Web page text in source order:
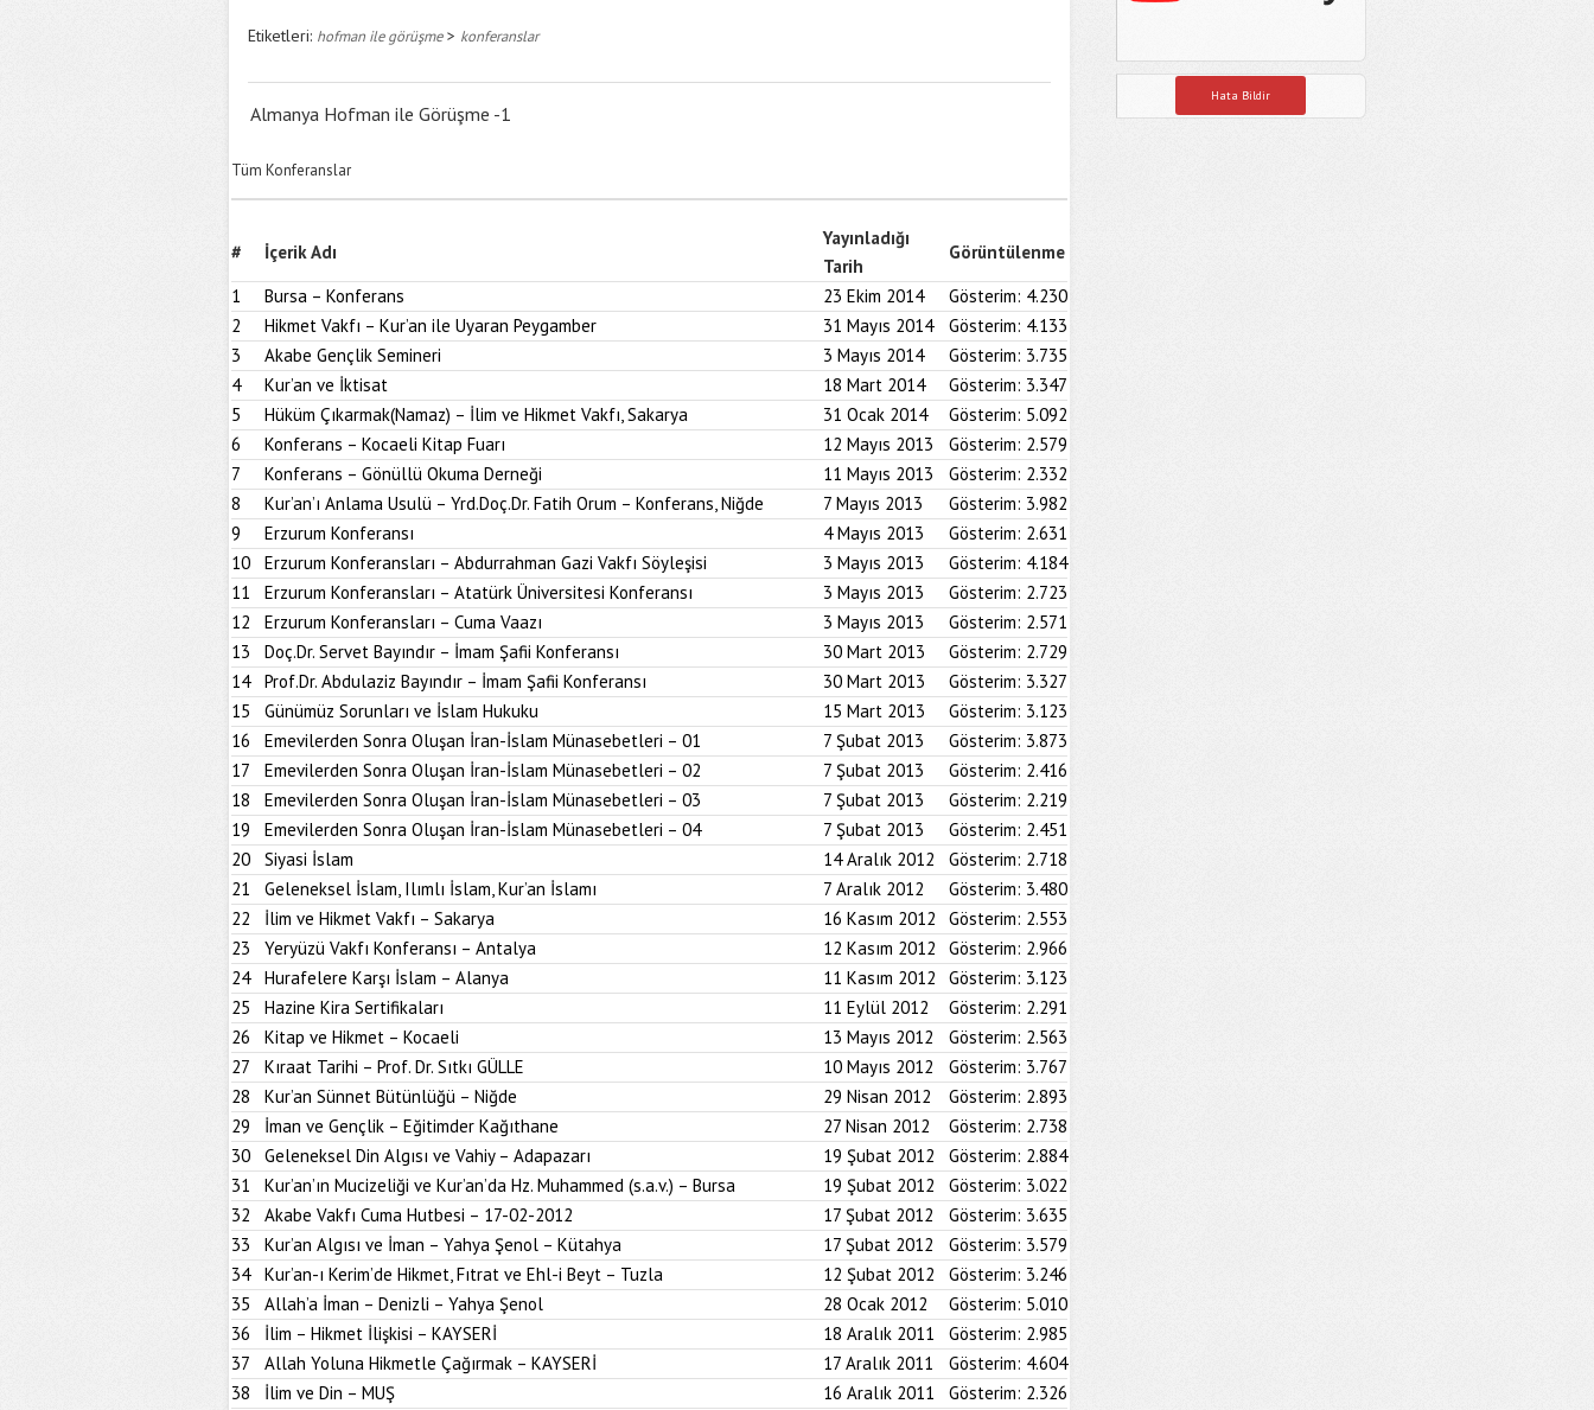
Etiketleri: hofman ile görüşme> konferanslar
Almanya Hofman ile Görüşme -1
Tüm Konferanslar
# İçerik Adı
Yayınladığı
Tarih
Görüntülenme
1
Bursa – Konferans 23 Ekim 2014 Gösterim: 4.230
2
Hikmet Vakfı – Kur’an ile Uyaran Peygamber 31 Mayıs 2014 Gösterim: 4.133
3
Akabe Gençlik Semineri 3 Mayıs 2014 Gösterim: 3.735
4
Kur’an ve İktisat 18 Mart 2014 Gösterim: 3.347
5
Hüküm Çıkarmak(Namaz) – İlim ve Hikmet Vakfı, Sakarya 31 Ocak 2014 Gösterim: 5.092
6
Konferans – Kocaeli Kitap Fuarı 12 Mayıs 2013 Gösterim: 2.579
7
Konferans – Gönüllü Okuma Derneği 11 Mayıs 2013 Gösterim: 2.332
8
Kur’an’ı Anlama Usulü – Yrd.Doç.Dr. Fatih Orum – Konferans, Niğde 7 Mayıs 2013 Gösterim: 3.982
9
Erzurum Konferansı 4 Mayıs 2013 Gösterim: 2.631
10
Erzurum Konferansları – Abdurrahman Gazi Vakfı Söyleşisi 3 Mayıs 2013 Gösterim: 4.184
11
Erzurum Konferansları – Atatürk Üniversitesi Konferansı 3 Mayıs 2013 Gösterim: 2.723
12
Erzurum Konferansları – Cuma Vaazı 3 Mayıs 2013 Gösterim: 2.571
13
Doç.Dr. Servet Bayındır – İmam Şafii Konferansı 30 Mart 2013 Gösterim: 2.729
14
Prof.Dr. Abdulaziz Bayındır – İmam Şafii Konferansı 30 Mart 2013 Gösterim: 3.327
15
Günümüz Sorunları ve İslam Hukuku 15 Mart 2013 Gösterim: 3.123
16
Emevilerden Sonra Oluşan İran-İslam Münasebetleri – 01 7 Şubat 2013 Gösterim: 3.873
17
Emevilerden Sonra Oluşan İran-İslam Münasebetleri – 02 7 Şubat 2013 Gösterim: 2.416
18
Emevilerden Sonra Oluşan İran-İslam Münasebetleri – 03 7 Şubat 2013 Gösterim: 2.219
19
Emevilerden Sonra Oluşan İran-İslam Münasebetleri – 04 7 Şubat 2013 Gösterim: 2.451
20
Siyasi İslam 14 Aralık 2012 Gösterim: 2.718
21
Geleneksel İslam, Ilımlı İslam, Kur’an İslamı 7 Aralık 2012 Gösterim: 3.480
22
İlim ve Hikmet Vakfı – Sakarya 16 Kasım 2012 Gösterim: 2.553
23
Yeryüzü Vakfı Konferansı – Antalya 12 Kasım 2012 Gösterim: 2.966
24
Hurafelere Karşı İslam – Alanya 11 Kasım 2012 Gösterim: 3.123
25
Hazine Kira Sertifikaları 11 Eylül 2012 Gösterim: 2.291
26
Kitap ve Hikmet – Kocaeli 13 Mayıs 2012 Gösterim: 2.563
27
Kıraat Tarihi – Prof. Dr. Sıtkı GÜLLE 10 Mayıs 2012 Gösterim: 3.767
28
Kur’an Sünnet Bütünlüğü – Niğde 29 Nisan 2012 Gösterim: 2.893
29
İman ve Gençlik – Eğitimder Kağıthane 27 Nisan 2012 Gösterim: 2.738
30
Geleneksel Din Algısı ve Vahiy – Adapazarı 19 Şubat 2012 Gösterim: 2.884
31
Kur’an’ın Mucizeliği ve Kur’an’da Hz. Muhammed (s.a.v.) – Bursa 19 Şubat 2012 Gösterim: 3.022
32
Akabe Vakfı Cuma Hutbesi – 17-02-2012 17 Şubat 2012 Gösterim: 3.635
33
Kur’an Algısı ve İman – Yahya Şenol – Kütahya 17 Şubat 2012 Gösterim: 3.579
34
Kur’an-ı Kerim’de Hikmet, Fıtrat ve Ehl-i Beyt – Tuzla 12 Şubat 2012 Gösterim: 3.246
35
Allah’a İman – Denizli – Yahya Şenol 28 Ocak 2012 Gösterim: 5.010
36
İlim – Hikmet İlişkisi – KAYSERİ 18 Aralık 2011 Gösterim: 2.985
37
Allah Yoluna Hikmetle Çağırmak – KAYSERİ 17 Aralık 2011 Gösterim: 4.604
38
İlim ve Din – MUŞ 16 Aralık 2011 Gösterim: 2.326
Hata Bildir